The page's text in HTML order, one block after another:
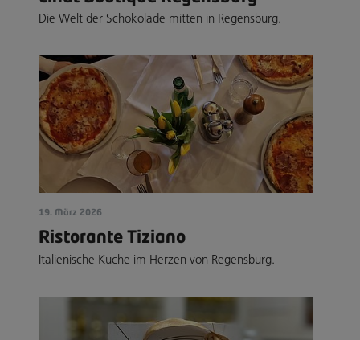
Die Welt der Schokolade mitten in Regensburg.
19. März 2026
Ristorante Tiziano
Italienische Küche im Herzen von Regensburg.